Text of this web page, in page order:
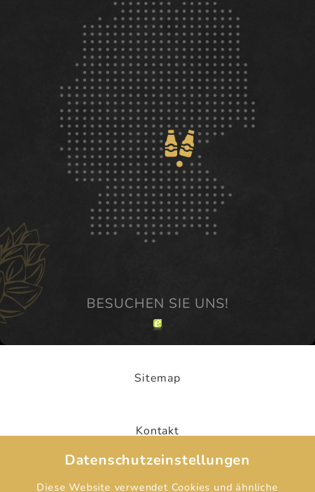
Datenschutzeinstellungen
Diese Website verwendet Cookies und ähnliche
Sitemap
Kontakt
Hotelaufnahmevertrag